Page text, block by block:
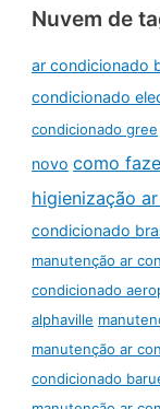
Nuvem de
ar condicionado
condicionado
condicionado gree
novo como
higienização
condicionado
manutenção ar
condicionado
alphaville
manutenção ar
condicionado